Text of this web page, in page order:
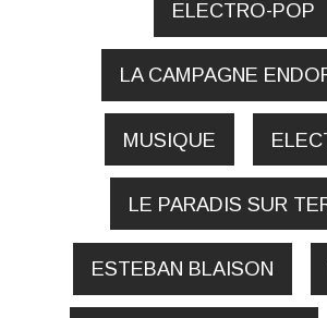
ELECTRO-POP
LA CAMPAGNE
MUSIQUE
LE PARADIS SUR
ESTEBAN BLAISON